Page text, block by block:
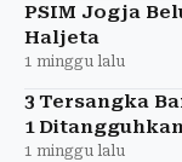
PSIM Jogja
Haljeta
1 minggu lalu
3 Tersangka
1
1 minggu lalu